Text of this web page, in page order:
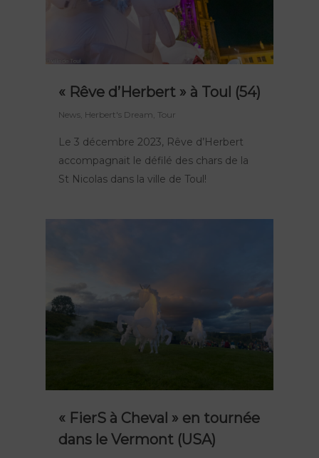
« Rêve d’Herbert » à Toul (54)
News Herbert's Dream ,Tour
Le 3 décembre 2023, Rêve d’Herbert
accompagnait le défilé des chars de la
St Nicolas dans la ville de Toul!
« FierS à Cheval » en tournée
dans le Vermont (USA)